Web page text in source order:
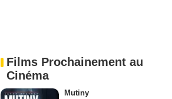
Films Prochainement au
Cinéma
Mutiny